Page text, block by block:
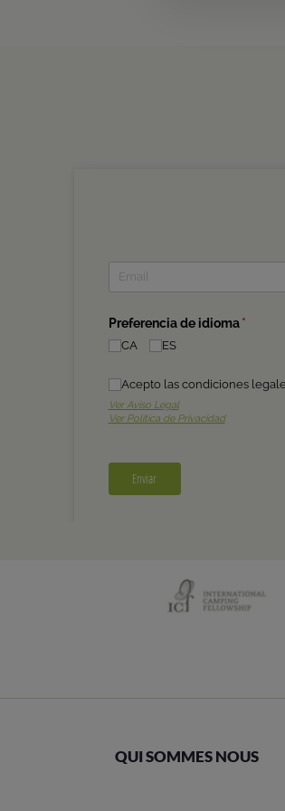
QUI SOMMES NOUS